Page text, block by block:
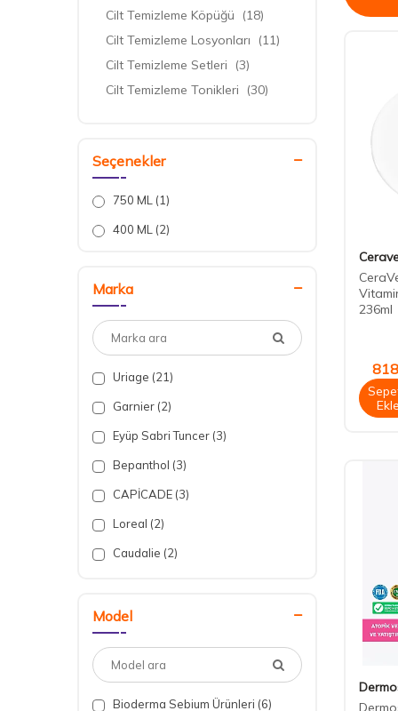
Cilt Temizleme Köpüğü (18)
Cilt Temizleme Losyonları (11)
Cilt Temizleme Setleri (3)
Cilt Temizleme Tonikleri (30)
Temizleyiciler
Karma ve Yağlı Cilt Temizleyiciler
(10)
Kuru Cilt Temizleyiciler
Cilt Temizleme Bantları
Akneli ve Yağlı Cilt Temizleyiciler
Anti Aging Etkili Cilt Temizleme
Ürünleri
(3)
Seçenekler
750 ML (1)
400 ML (2)
Marka
Uriage (21)
Garnier (2)
Eyüp Sabri Tuncer (3)
Bepanthol (3)
CAPİCADE (3)
Loreal (2)
Caudalie (2)
Alldermo
Teoxane(1)
Beauty(1)
Model
Bioderma Sebium Ürünleri (6)
236ml
Ekle